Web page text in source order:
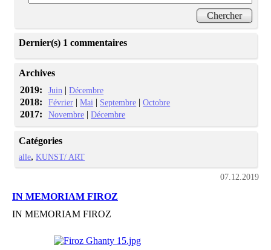
Dernier(s) 1 commentaires
Archives
2019:
Juin |Décembre
2018: Février |Mai | Septembre |Octobre
2017: Novembre |Décembre
Catégories
alle KUNST/ ART
07.12.2019
IN MEMORIAM FIROZ
IN MEMORIAM FIROZ